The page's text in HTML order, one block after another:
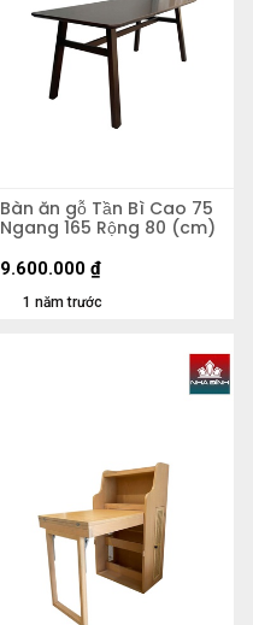
Bàn ăn gỗ Tần Bì Cao 75
Ngang 165 Rộng 80 (cm)
1 năm trước
9.600.000 ₫